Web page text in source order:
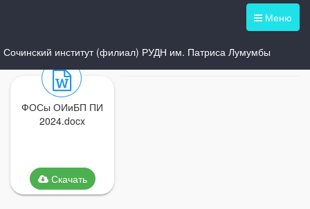
Меню
Сочинский институт (филиал) РУДН им. Патриса Лумумбы
ФОСы ОИиБП ПИ
2024.docx
Скачать